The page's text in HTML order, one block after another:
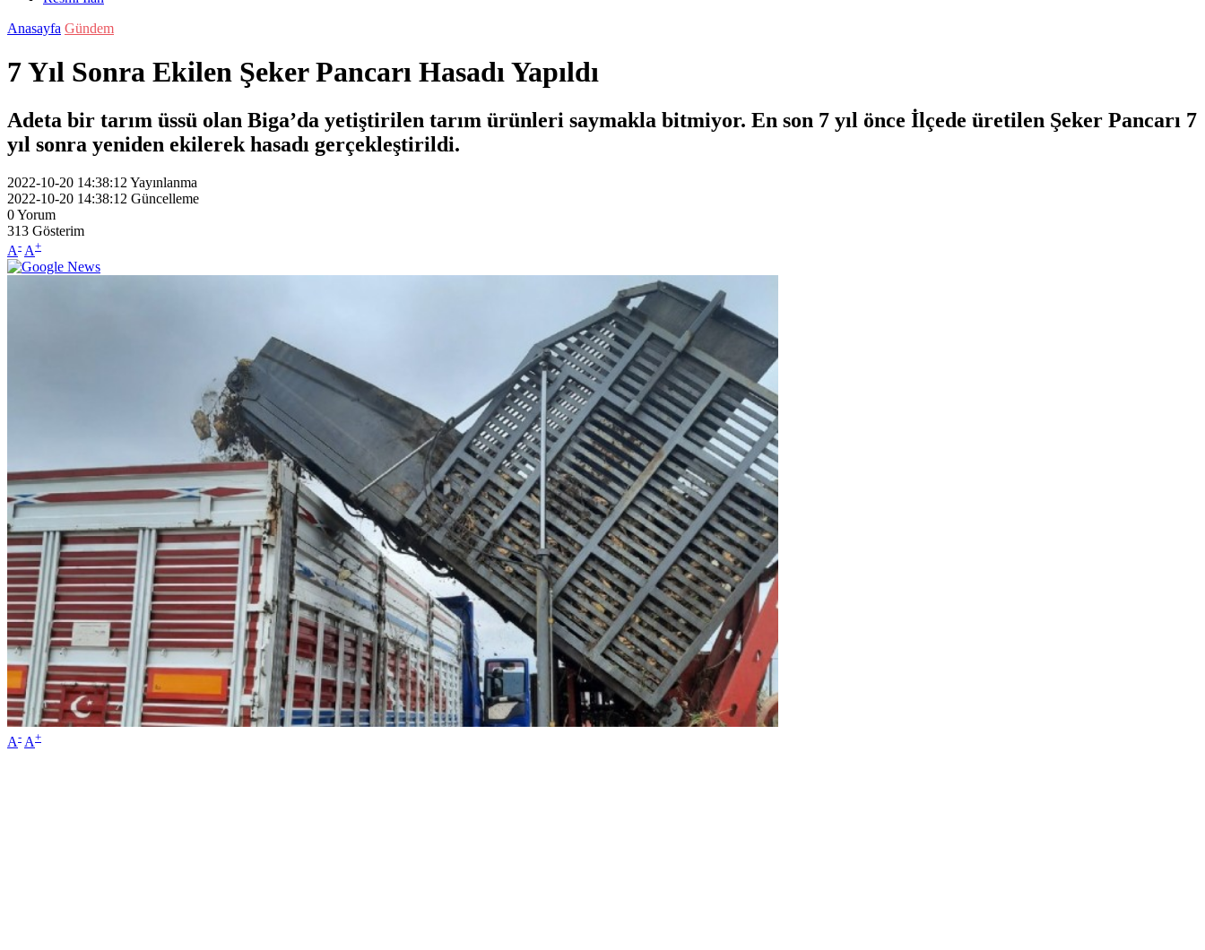
Anasayfa Gündem
7 Yıl Sonra Ekilen Şeker Pancarı Hasadı Yapıldı
Adeta bir tarım üssü olan Biga’da yetiştirilen tarım ürünleri saymakla bitmiyor. En son 7 yıl önce İlçede üretilen Şeker Pancarı 7
yıl sonra yeniden ekilerek hasadı gerçekleştirildi.
2022-10-20 14:38:12 Yayınlanma
2022-10-20 14:38:12 Güncelleme
0Yorum
313 Gösterim
A- A+
A- A+